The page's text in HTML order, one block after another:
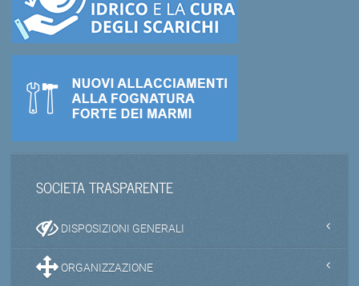
SOCIETA TRASPARENTE
DISPOSIZIONI GENERALI
ORGANIZZAZIONE